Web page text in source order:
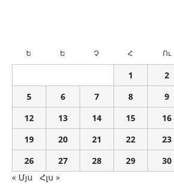
Ե Ե Չ Հ Ու
1 2
5
6 7 8 9
12
13 14 15 16
19
20 21 22 23
26
27 28 29
30
« Մյս
Հլս »